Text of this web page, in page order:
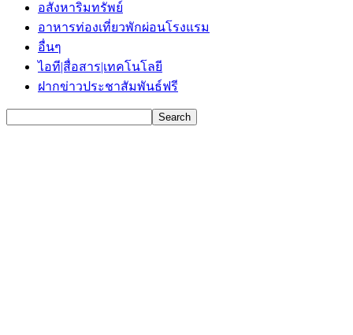
อสังหาริมทรัพย์
อาหารท่องเที่ยวพักผ่อนโรงแรม
อื่นๆ
ไอที|สื่อสาร|เทคโนโลยี
ฝากข่าวประชาสัมพันธ์ฟรี